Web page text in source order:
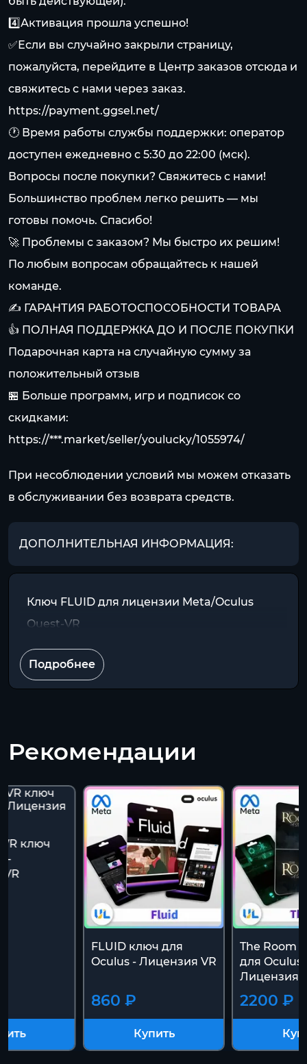
4️⃣Активация прошла успешно!
✅Если вы случайно закрыли страницу,
пожалуйста, перейдите в Центр заказов отсюда и
свяжитесь с нами через заказ.
https://payment.ggsel.net/
🕐 Время работы службы поддержки: оператор
доступен ежедневно с 5:30 до 22:00 (мск).
Вопросы после покупки? Свяжитесь с нами!
Большинство проблем легко решить — мы
готовы помочь. Спасибо!
🚀 Проблемы с заказом? Мы быстро их решим!
По любым вопросам обращайтесь к нашей
команде.
✍️ ГАРАНТИЯ РАБОТОСПОСОБНОСТИ ТОВАРА
👍 ПОЛНАЯ ПОДДЕРЖКА ДО И ПОСЛЕ ПОКУПКИ
Подарочная карта на случайную сумму за
положительный отзыв
🏪 Больше программ, игр и подписок со
скидками:
https://***.market/seller/youlucky/1055974/
При несоблюдении условий мы можем отказать
в обслуживании без возврата средств.
ДОПОЛНИТЕЛЬНАЯ ИНФОРМАЦИЯ:
Ключ FLUID для лицензии Meta/Oculus
Quest-VR
Подробнее
Рекомендации
ключ
-
FLUID ключ для
Oculus - Лицензия VR
860 ₽
Купить
The Room
для Oculus
Лицензия
2200 ₽